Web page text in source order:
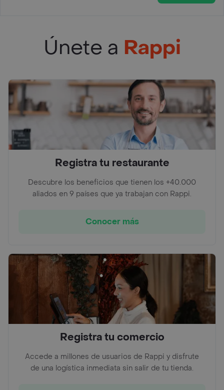
Únete a Rappi
Registra tu restaurante
Descubre los beneficios que tienen los +40.000
aliados en 9 países que ya trabajan con Rappi.
Conocer más
Registra tu comercio
Accede a millones de usuarios de Rappi y disfrute
de una logística inmediata sin salir de tu tienda.